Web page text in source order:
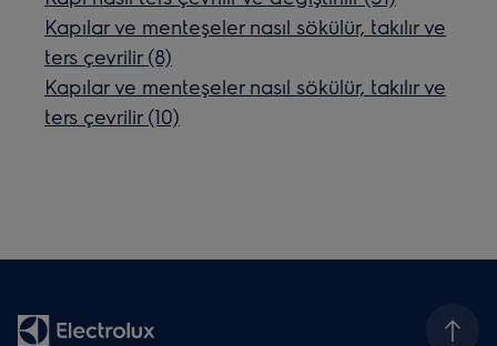
Kapılar ve menteşeler nasıl sökülür, takılır ve
ters çevrilir (8)
Kapılar ve menteşeler nasıl sökülür, takılır ve
ters çevrilir (10)